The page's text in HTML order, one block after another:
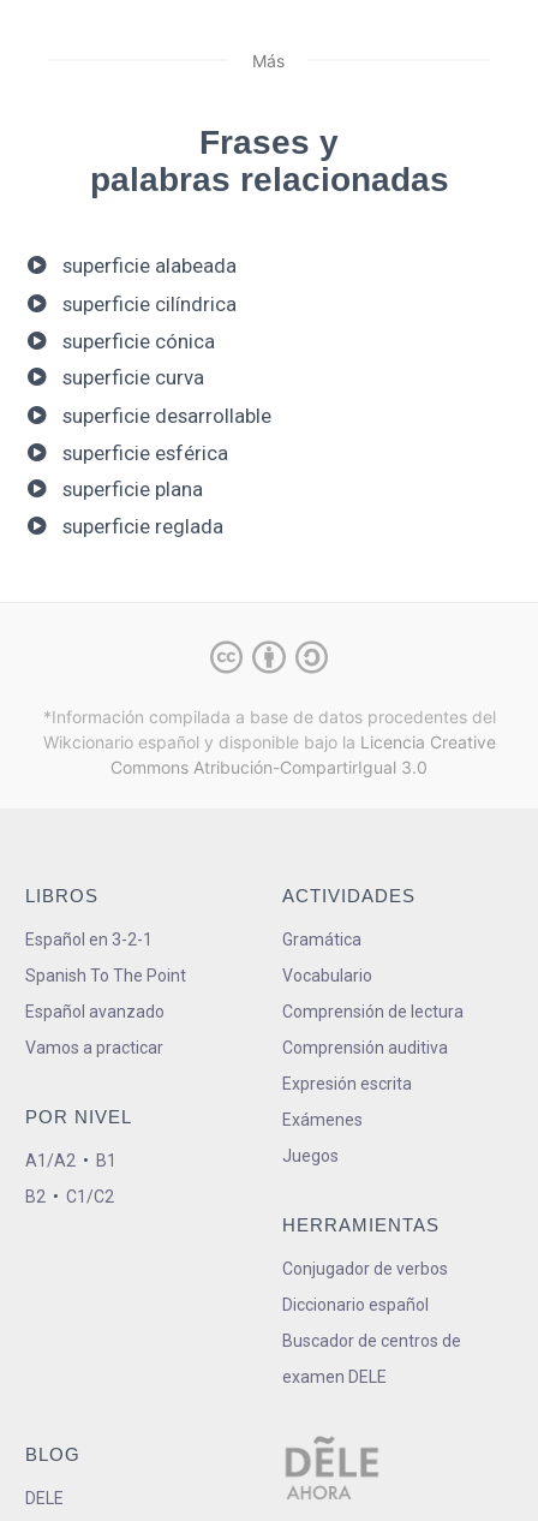
Más
Frases y
palabras relacionadas
superficie alabeada
superficie cilíndrica
superficie cónica
superficie curva
superficie desarrollable
superficie esférica
superficie plana
superficie reglada
*Información compilada a base de datos procedentes del
Wikcionario español y disponible bajo la Licencia Creative
Commons Atribución-CompartirIgual 3.0
LIBROS
Español en 3-2-1
Spanish To The Point
Español avanzado
Vamos a practicar
POR NIVEL
A1/A2 • B1
B2 • C1/C2
ACTIVIDADES
Gramática
Vocabulario
Comprensión de lectura
Comprensión auditiva
Expresión escrita
Exámenes
Juegos
HERRAMIENTAS
Conjugador de verbos
Diccionario español
Buscador de centros de
examen DELE
BLOG
DELE